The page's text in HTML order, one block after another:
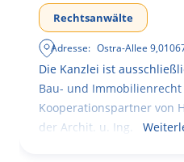
Rechtsanwälte
Adresse: Ostra-Allee 9,
Die Kanzlei ist
Bau- und
Kooperationspartner von
der Archit. u. Ing.